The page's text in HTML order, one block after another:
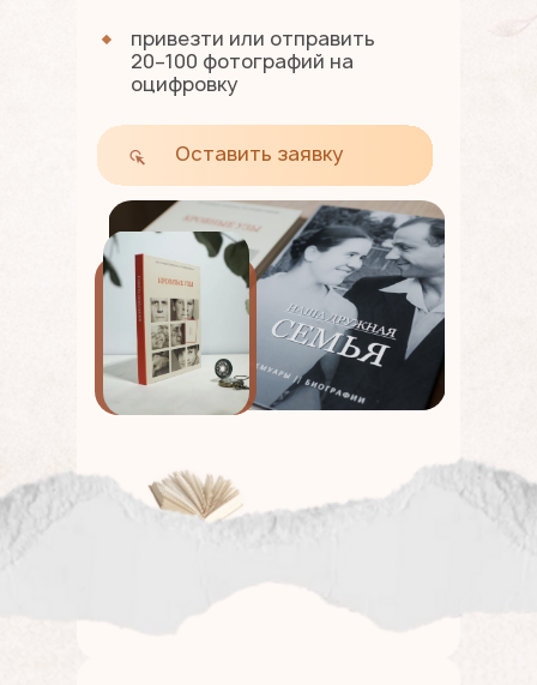
привезти или отправить
20–100 фотографий на
оцифровку
Оставить заявку